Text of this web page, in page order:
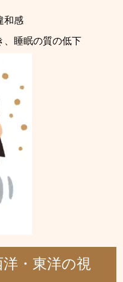
和感
、睡眠の質の低下
・東洋の視